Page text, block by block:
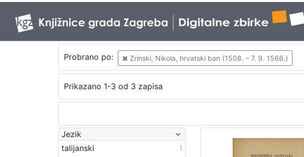
Probrano po: Zrinski, Nikola, hrvatski ban (1508. – 7. 9. 1566.)
Prikazano 1-3 od 3 zapisa
Jezik
talijanski
1